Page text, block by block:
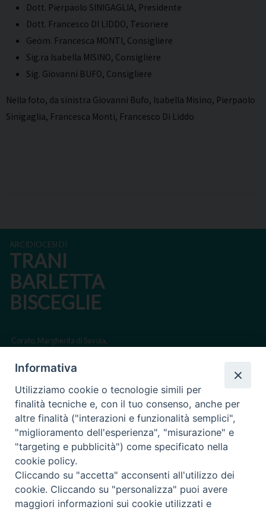
Dott. Pierpaolo SINIGAGLIA, Presidente
Dott. Francesco DI LIDDO, Tesoriere
Geom. Francesca MONTI, Consigliere
Sig.ra Isabella MISINO, Consigliere
Sig. Giovanni BUFO, Consigliere
Nella foto, da sinistra Giovanni Bufo, Isabella Misino, Pierpaolo
Sinigaglia, Francesca Monti, Francesco Di Liddo
ARCIDIOCESI DI
TRANI
BARLETTA
BISCEGLIE
Corato, Margherita di Savoia,
Regione ecclesiastica Puglia
Via Beltrani, 9
76125 Trani BT
Centralino Tel. 0883 494211
Cancelleria Tel. 0883 494204
cancelleria@arcidiocesitrani.it
Informativa
Utilizziamo cookie o tecnologie simili per
finalità tecniche e, con il tuo consenso, anche per
altre finalità ("interazioni e funzionalità semplici",
"miglioramento dell'esperienza", "misurazione" e
"targeting e pubblicità") come specificato nella
cookie policy.
Cliccando su "accetta" acconsenti all'utilizzo dei
cookie. Cliccando su "personalizza" puoi avere
maggiori informazioni sui cookie utilizzati e